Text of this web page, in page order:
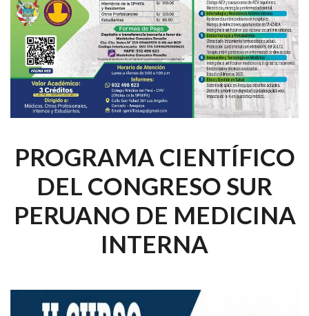
PROGRAMA CIENTÍFICO
DEL CONGRESO SUR
PERUANO DE MEDICINA
INTERNA